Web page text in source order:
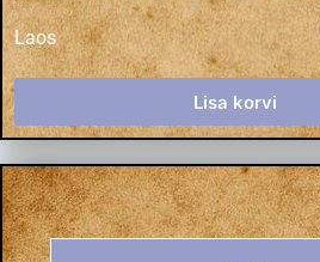
Laos
Lisa korvi